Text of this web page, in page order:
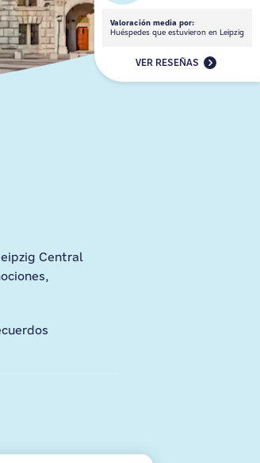
Valoración media por:
Huéspedes que estuvieron en Leipzig
VER RESEÑAS
Central